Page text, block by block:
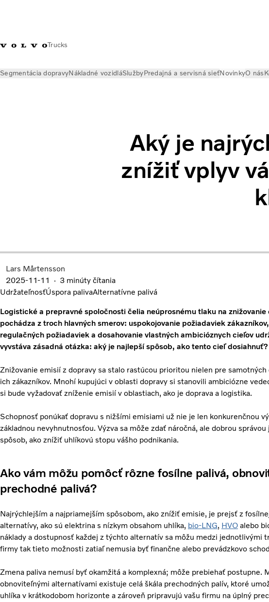
Trucks
Segmentácia dopravyNákladné vozidláSlužbyPredajná a servisná sieťNovinkyO nás
Aký je
znížiť vplyv
Lars Mårtensson
2025-11-11
3 minúty čítania
UdržateľnosťÚspora palivaAlternatívne palivá
Logistické a prepravné spoločnosti čelia neúprosnému tlaku na
pochádza z troch hlavných smerov: uspokojovanie požiadaviek
regulačných požiadaviek a dosahovanie vlastných ambicióznych cieľov
vyvstáva zásadná otázka: aký je najlepší spôsob, ako tento cieľ dosiahnuť?
Znižovanie emisií z dopravy sa stalo rastúcou prioritou nielen pre samotných
ich zákazníkov. Mnohí kupujúci v oblasti dopravy si stanovili ambiciózne
si bude vyžadovať zníženie emisií v oblastiach, ako je doprava a logistika.
Schopnosť ponúkať dopravu s nižšími emisiami už nie je len konkurenčnou
základnou nevyhnutnosťou. Výzva sa môže zdať náročná, ale dobrou
spôsob, ako znížiť uhlíkovú stopu vášho podnikania.
Ako vám môžu pomôcť rôzne fosílne palivá,
prechodné palivá?
Najrýchlejším a najpriamejším spôsobom, ako znížiť emisie, je prejsť z
alternatívy, ako sú elektrina s nízkym obsahom uhlíka, bio-LNG, HVO alebo
náklady a dostupnosť každej z týchto alternatív sa môžu medzi jednotlivými
firmy tak tieto možnosti zatiaľ nemusia byť finančne alebo prevádzkovo
Zmena paliva nemusí byť okamžitá a komplexná; môže prebiehať postupne.
obnoviteľnými alternatívami existuje celá škála prechodných palív, ktoré
uhlíka v krátkodobom horizonte a zároveň pripravujú vašu firmu na úplný